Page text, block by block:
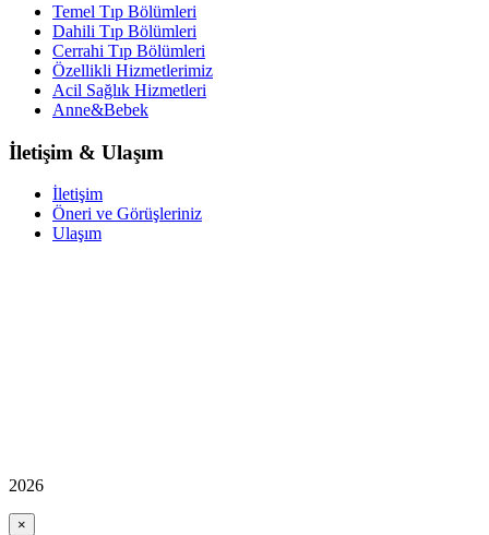
Temel Tıp Bölümleri
Dahili Tıp Bölümleri
Cerrahi Tıp Bölümleri
Özellikli Hizmetlerimiz
Acil Sağlık Hizmetleri
Anne&Bebek
İletişim & Ulaşım
İletişim
Öneri ve Görüşleriniz
Ulaşım
2026
×